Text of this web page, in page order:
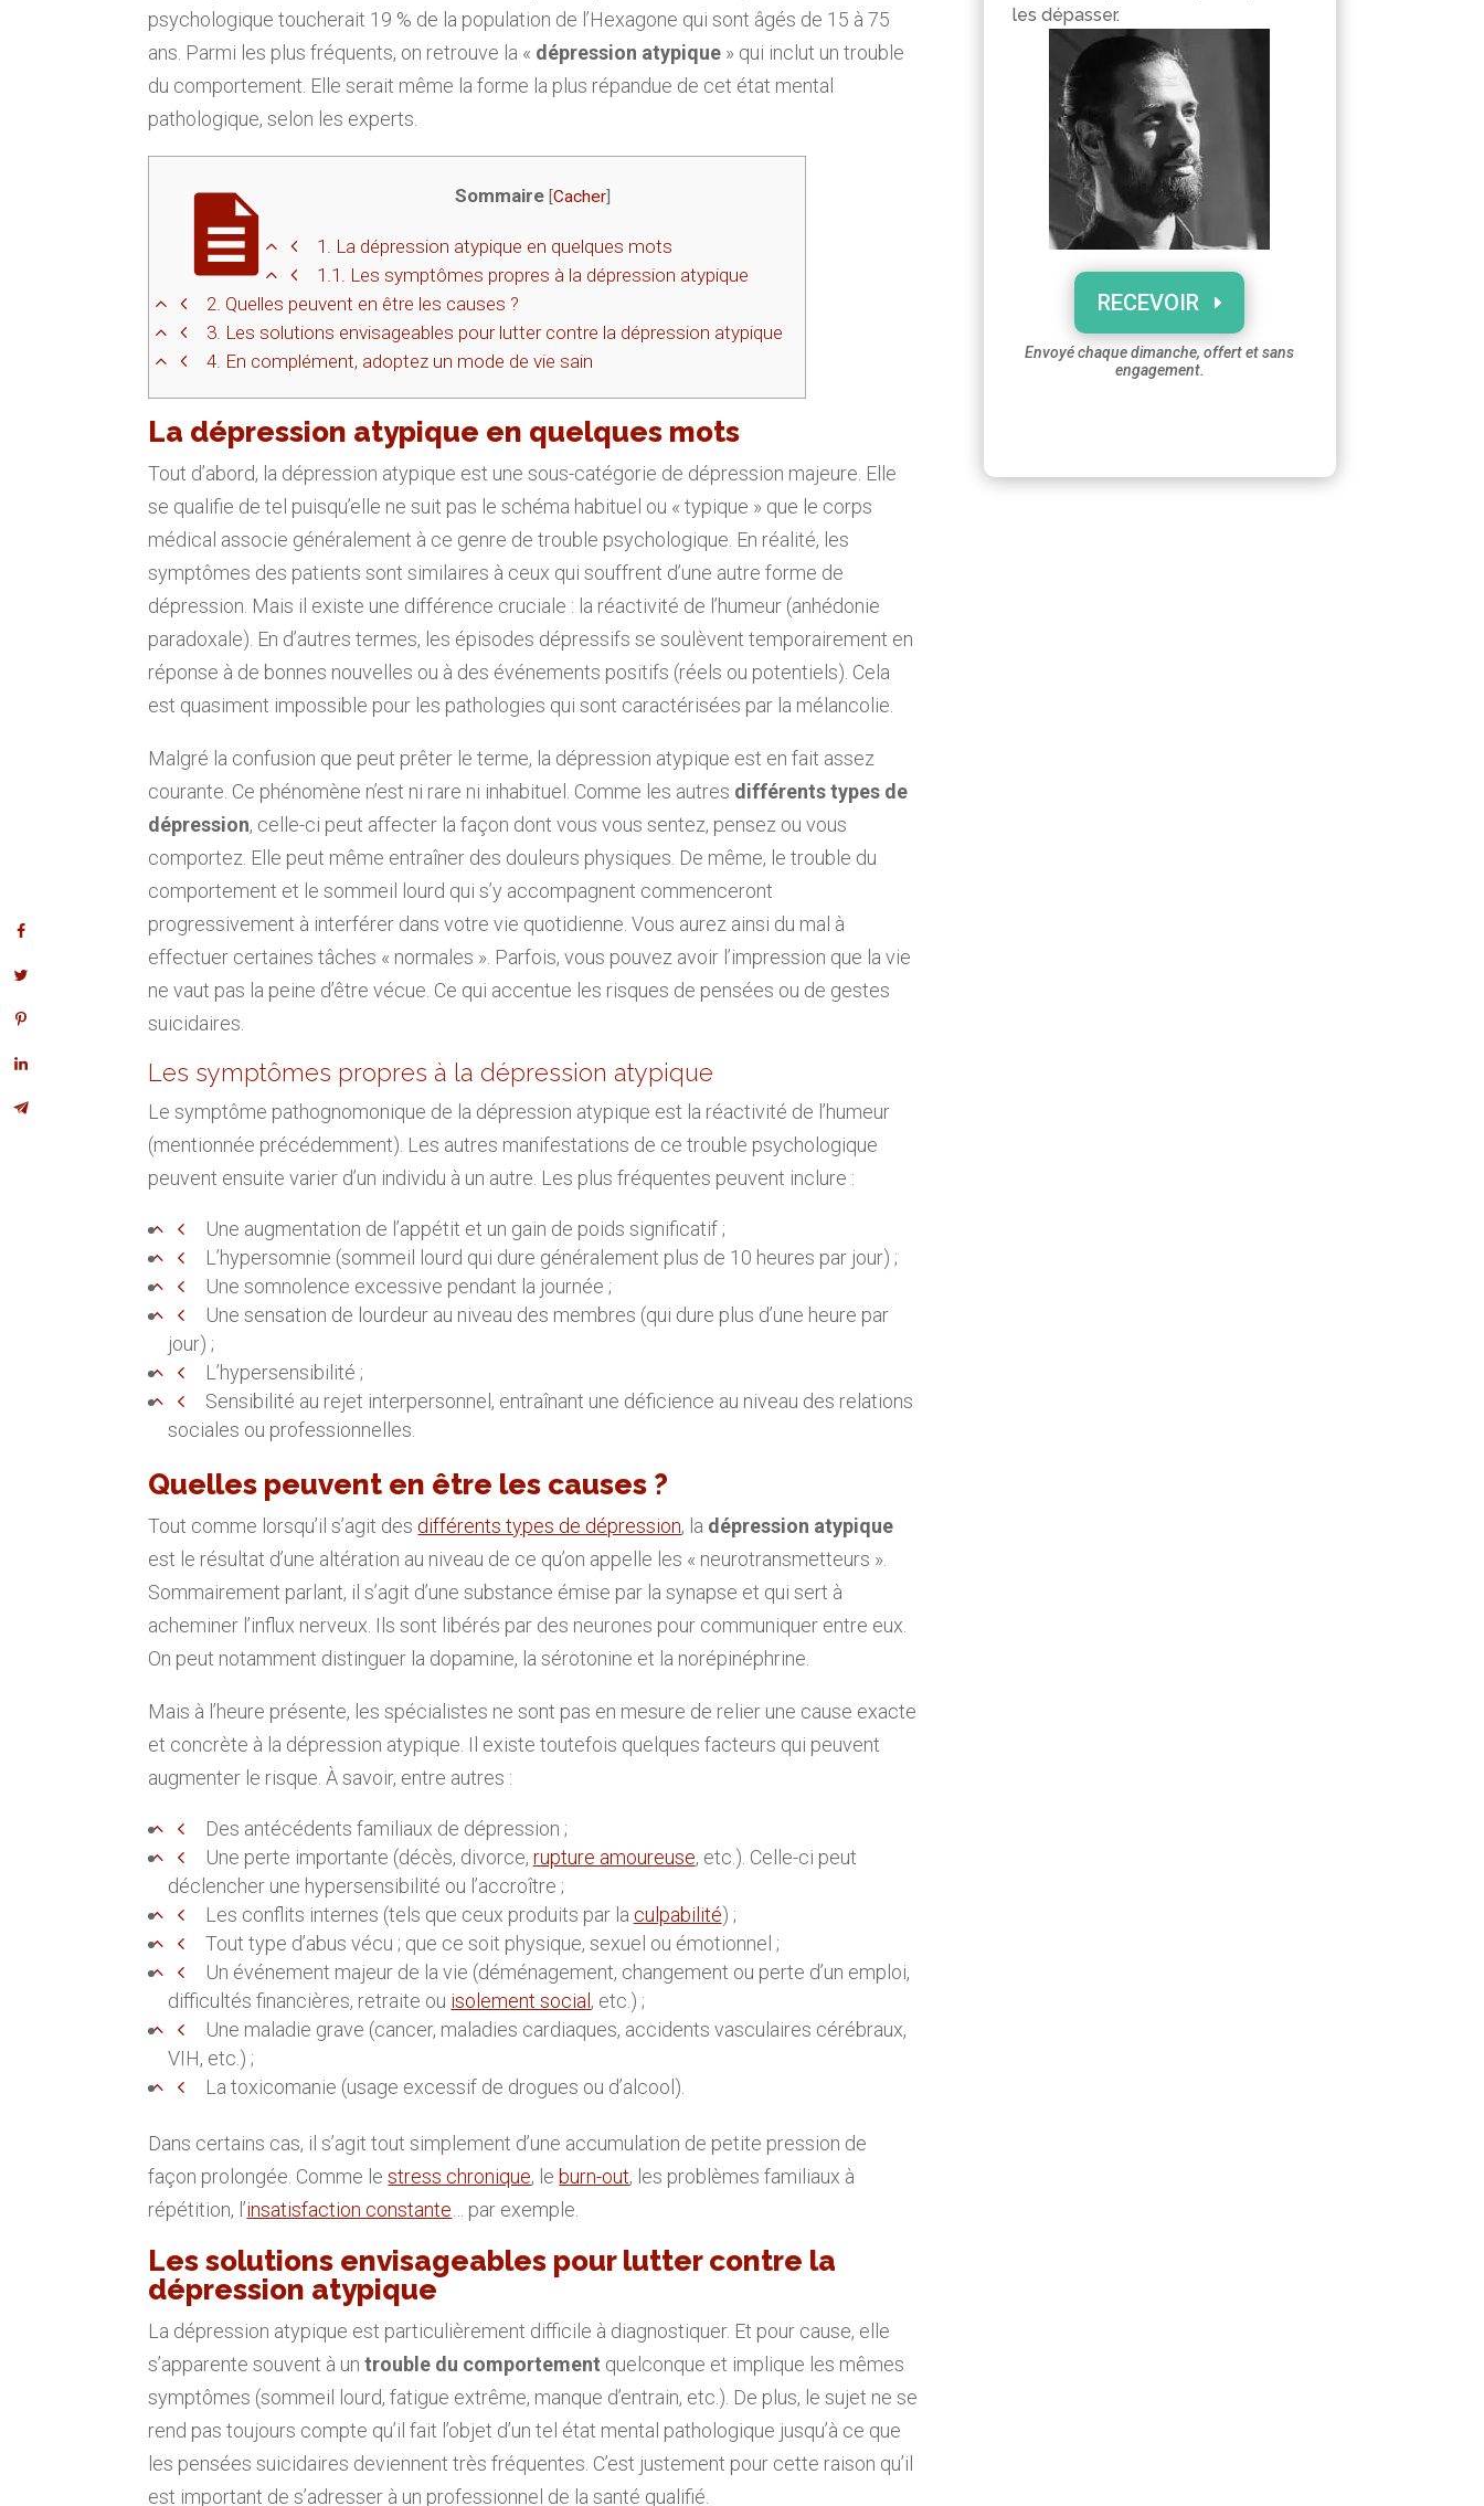
psychologique toucherait 19 % de la population de l’Hexagone qui sont âgés de 15 à 75
ans. Parmi les plus fréquents, on retrouve la « dépression atypique » qui inclut un trouble
du comportement. Elle serait même la forme la plus répandue de cet état mental
pathologique, selon les experts.
Sommaire [Cacher]
1.
La dépression atypique en quelques mots
1.1.
Les symptômes propres à la dépression atypique
2. Quelles peuvent en être les causes ?
3. Les solutions envisageables pour lutter contre la dépression atypique
4. En complément, adoptez un mode de vie sain
La dépression atypique en quelques mots
Tout d’abord, la dépression atypique est une sous-catégorie de dépression majeure. Elle
se qualifie de tel puisqu’elle ne suit pas le schéma habituel ou « typique » que le corps
médical associe généralement à ce genre de trouble psychologique. En réalité, les
symptômes des patients sont similaires à ceux qui souffrent d’une autre forme de
dépression. Mais il existe une différence cruciale : la réactivité de l’humeur (anhédonie
paradoxale). En d’autres termes, les épisodes dépressifs se soulèvent temporairement en
réponse à de bonnes nouvelles ou à des événements positifs (réels ou potentiels). Cela
est quasiment impossible pour les pathologies qui sont caractérisées par la mélancolie.
Malgré la confusion que peut prêter le terme, la dépression atypique est en fait assez
courante. Ce phénomène n’est ni rare ni inhabituel. Comme les autres différents types de
dépression, celle-ci peut affecter la façon dont vous vous sentez, pensez ou vous
comportez. Elle peut même entraîner des douleurs physiques. De même, le trouble du
comportement et le sommeil lourd qui s’y accompagnent commenceront
progressivement à interférer dans votre vie quotidienne. Vous aurez ainsi du mal à
effectuer certaines tâches « normales ». Parfois, vous pouvez avoir l’impression que la vie
ne vaut pas la peine d’être vécue. Ce qui accentue les risques de pensées ou de gestes
suicidaires.
Les symptômes propres à la dépression atypique
Le symptôme pathognomonique de la dépression atypique est la réactivité de l’humeur
(mentionnée précédemment). Les autres manifestations de ce trouble psychologique
peuvent ensuite varier d’un individu à un autre. Les plus fréquentes peuvent inclure :
Une augmentation de l’appétit et un gain de poids significatif ;
L’hypersomnie (sommeil lourd qui dure généralement plus de 10 heures par jour) ;
Une somnolence excessive pendant la journée ;
Une sensation de lourdeur au niveau des membres (qui dure plus d’une heure par
jour) ;
L’hypersensibilité ;
Sensibilité au rejet interpersonnel, entraînant une déficience au niveau des relations
sociales ou professionnelles.
Quelles peuvent en être les causes ?
Tout comme lorsqu’il s’agit des différents types de dépression, la dépression atypique
est le résultat d’une altération au niveau de ce qu’on appelle les « neurotransmetteurs ».
Sommairement parlant, il s’agit d’une substance émise par la synapse et qui sert à
acheminer l’influx nerveux. Ils sont libérés par des neurones pour communiquer entre eux.
On peut notamment distinguer la dopamine, la sérotonine et la norépinéphrine.
Mais à l’heure présente, les spécialistes ne sont pas en mesure de relier une cause exacte
et concrète à la dépression atypique. Il existe toutefois quelques facteurs qui peuvent
augmenter le risque. À savoir, entre autres :
Des antécédents familiaux de dépression ;
Une perte importante (décès, divorce, rupture amoureuse, etc.). Celle-ci peut
déclencher une hypersensibilité ou l’accroître ;
Les conflits internes (tels que ceux produits par la culpabilité) ;
Tout type d’abus vécu ; que ce soit physique, sexuel ou émotionnel ;
Un événement majeur de la vie (déménagement, changement ou perte d’un emploi,
difficultés financières, retraite ou isolement social, etc.) ;
Une maladie grave (cancer, maladies cardiaques, accidents vasculaires cérébraux,
VIH, etc.) ;
La toxicomanie (usage excessif de drogues ou d’alcool).
Dans certains cas, il s’agit tout simplement d’une accumulation de petite pression de
façon prolongée. Comme lestress chronique, leburn-out, les problèmes familiaux à
répétition, l’insatisfaction constante … par exemple.
Les solutions envisageables pour lutter contre la
dépression atypique
La dépression atypique est particulièrement difficile à diagnostiquer. Et pour cause, elle
s’apparente souvent à untrouble du comportement quelconque et implique les mêmes
symptômes (sommeil lourd, fatigue extrême, manque d’entrain, etc.). De plus, le sujet ne se
rend pas toujours compte qu’il fait l’objet d’un tel état mental pathologique jusqu’à ce que
les pensées suicidaires deviennent très fréquentes. C’est justement pour cette raison qu’il
est important de s’adresser à un professionnel de la santé qualifié.
les dépasser.
RECEVOIR
Envoyé chaque dimanche, offert et sans
engagement.